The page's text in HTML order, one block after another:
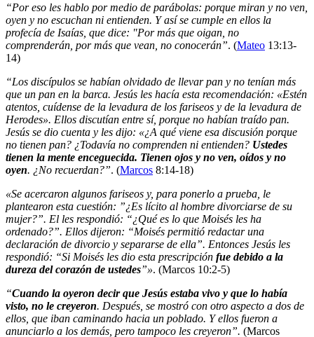
“Por eso les hablo por medio de parábolas: porque miran y no ven,
oyen y no escuchan ni entienden. Y así se cumple en ellos la
profecía de Isaías, que dice: "Por más que oigan, no
comprenderán, por más que vean, no conocerán”. (Mateo 13:13-
14)
“Los discípulos se habían olvidado de llevar pan y no tenían más
que un pan en la barca. Jesús les hacía esta recomendación: «Estén
atentos, cuídense de la levadura de los fariseos y de la levadura de
Herodes». Ellos discutían entre sí, porque no habían traído pan.
Jesús se dio cuenta y les dijo: «¿A qué viene esa discusión porque
no tienen pan? ¿Todavía no comprenden ni entienden? Ustedes
tienen la mente enceguecida. Tienen ojos y no ven, oídos y no
oyen. ¿No recuerdan?”. (Marcos 8:14-18)
«Se acercaron algunos fariseos y, para ponerlo a prueba, le
plantearon esta cuestión: ”¿Es lícito al hombre divorciarse de su
mujer?”. El les respondió: “¿Qué es lo que Moisés les ha
ordenado?”. Ellos dijeron: “Moisés permitió redactar una
declaración de divorcio y separarse de ella”. Entonces Jesús les
respondió: “Si Moisés les dio esta prescripción fue debido a la
dureza del corazón de ustedes”». (Marcos 10:2-5)
“Cuando la oyeron decir que Jesús estaba vivo y que lo había
visto, no le creyeron. Después, se mostró con otro aspecto a dos de
ellos, que iban caminando hacia un poblado. Y ellos fueron a
anunciarlo a los demás, pero tampoco les creyeron”. (Marcos